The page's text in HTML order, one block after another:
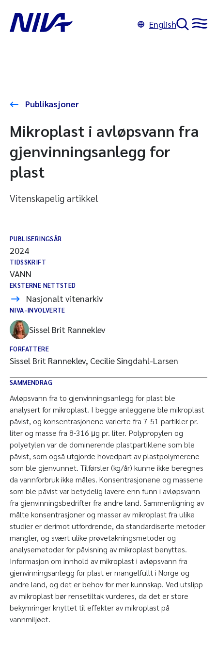
English
Publikasjoner
Mikroplast i avløpsvann fra
gjenvinningsanlegg for
plast
Vitenskapelig artikkel
PUBLISERINGSÅR
2024
TIDSSKRIFT
VANN
EKSTERNE NETTSTED
Nasjonalt vitenarkiv
NIVA-INVOLVERTE
Sissel Brit Ranneklev
FORFATTERE
Sissel Brit Ranneklev, Cecilie Singdahl-Larsen
SAMMENDRAG
Avløpsvann fra to gjenvinningsanlegg for plast ble
analysert for mikroplast. I begge anleggene ble mikroplast
påvist, og konsentrasjonene varierte fra 7-51 partikler pr.
liter og masse fra 8-316 μg pr. liter. Polypropylen og
polyetylen var de dominerende plastpartiklene som ble
påvist, som også utgjorde hovedpart av plastpolymerene
som ble gjenvunnet. Tilførsler (kg/år) kunne ikke beregnes
da vannforbruk ikke måles. Konsentrasjonene og massene
som ble påvist var betydelig lavere enn funn i avløpsvann
fra gjenvinningsbedrifter fra andre land. Sammenligning av
målte konsentrasjoner og masser av mikroplast fra ulike
studier er derimot utfordrende, da standardiserte metoder
mangler, og svært ulike prøvetakningsmetoder og
analysemetoder for påvisning av mikroplast benyttes.
Informasjon om innhold av mikroplast i avløpsvann fra
gjenvinningsanlegg for plast er mangelfullt i Norge og
andre land, og det er behov for mer kunnskap. Ved utslipp
av mikroplast bør rensetiltak vurderes, da det er store
bekymringer knyttet til effekter av mikroplast på
vannmiljøet.